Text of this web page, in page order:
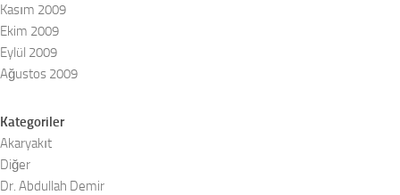
Kasım 2009
Ekim 2009
Eylül 2009
Ağustos 2009
Kategoriler
Akaryakıt
Diğer
Dr. Abdullah Demir